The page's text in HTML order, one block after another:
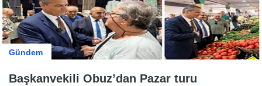
Gündem
Başkanvekili Obuz’dan Pazar turu